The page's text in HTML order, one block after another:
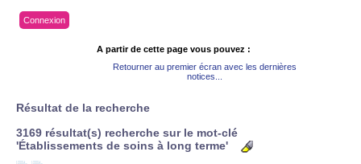
Connexion
A partir de cette page vous pouvez :
Retourner au premier écran avec les dernières
notices...
Résultat de la recherche
3169 résultat(s) recherche sur le mot-clé
'Établissements de soins à long terme'